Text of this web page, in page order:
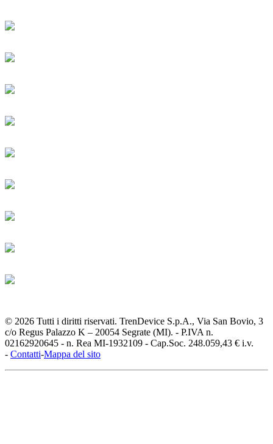
© 2026 Tutti i diritti riservati. TrenDevice S.p.A., Via San Bovio, 3
c/o Regus Palazzo K – 20054 Segrate (MI). - P.IVA n.
02162920645 - n. Rea MI-1932109 - Cap.Soc. 248.059,43 € i.v.
- Contatti-Mappa del sito